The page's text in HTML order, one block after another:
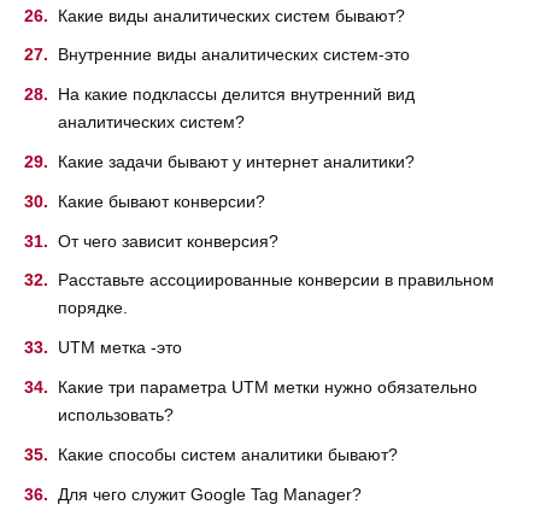
Какие виды аналитических систем бывают?
Внутренние виды аналитических систем-это
На какие подклассы делится внутренний вид
аналитических систем?
Какие задачи бывают у интернет аналитики?
Какие бывают конверсии?
От чего зависит конверсия?
Расставьте ассоциированные конверсии в правильном
порядке.
UTM метка -это
Какие три параметра UTM метки нужно обязательно
использовать?
Какие способы систем аналитики бывают?
Для чего служит Google Tag Manager?